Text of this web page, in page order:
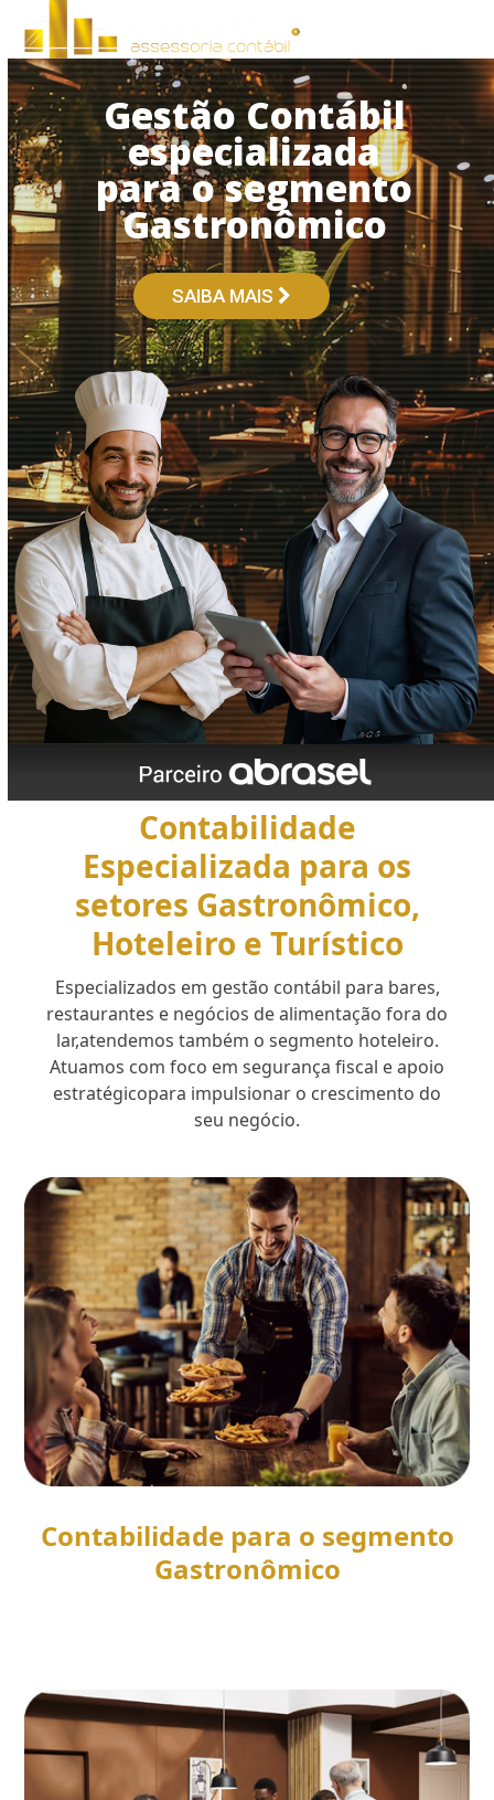
content
Open
mobile
menu
Close
mobile
menu
Gestão Contábil
especializada
para o segmento
Gastronômico
SAIBA MAIS
Contabilidade
Especializada para os
setores Gastronômico,
Hoteleiro e Turístico
Especializados em gestão contábil para bares,
restaurantes e negócios de alimentação fora do
lar,atendemos também o segmento hoteleiro.
Atuamos com foco em segurança fiscal e apoio
estratégicopara impulsionar o crescimento do
seu negócio.
Contabilidade para o segmento
Gastronômico